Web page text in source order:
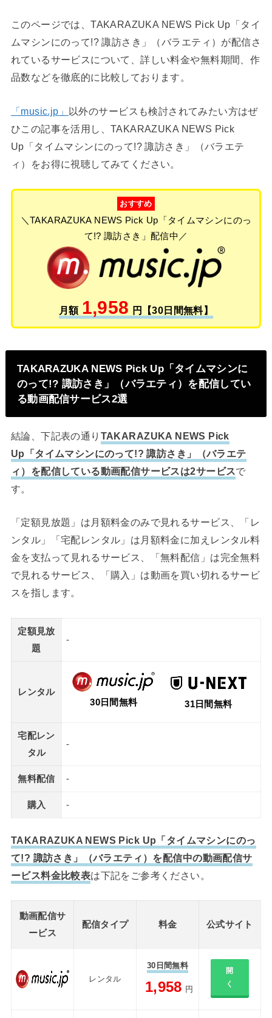
このページでは、TAKARAZUKA NEWS Pick Up「タイ
ムマシンにのって!? 諏訪さき」（バラエティ）が配信さ
れているサービスについて、詳しい料金や無料期間、作
品数などを徹底的に比較しております。
「music.jp」 以外のサービスも検討されてみたい方はぜ
ひこの記事を活用し、TAKARAZUKA NEWS Pick
Up「タイムマシンにのって!? 諏訪さき」（バラエテ
ィ）をお得に視聴してみてください。
おすすめ
＼TAKARAZUKA NEWS Pick Up「タイムマシンにのっ
て!? 諏訪さき」配信中／
月額 1,958 円【30日間無料】
TAKARAZUKA NEWS Pick Up「タイムマシンに
のって!? 諏訪さき」（バラエティ）を配信してい
る動画配信サービス2選
結論、下記表の通り TAKARAZUKA NEWS Pick
Up「タイムマシンにのって!? 諏訪さき」（バラエテ
ィ）を配信している動画配信サービスは2サービスで
す。
「定額見放題」は月額料金のみで見れるサービス、「レ
ンタル」「宅配レンタル」は月額料金に加えレンタル料
金を支払って見れるサービス、「無料配信」は完全無料
で見れるサービス、「購入」は動画を買い切れるサービ
スを指します。
定額見放
題
-
レンタル
30日間無料
31日間無料
宅配レン
タル
-
無料配信 -
購入 -
TAKARAZUKA NEWS Pick Up「タイムマシンにのっ
て!? 諏訪さき」（バラエティ）を配信中の動画配信サ
ービス料金比較表は下記をご参考ください。
動画配信サ
ービス
配信タイプ 料金 公式サイト
レンタル
30日間無料
1,958 円
開
く